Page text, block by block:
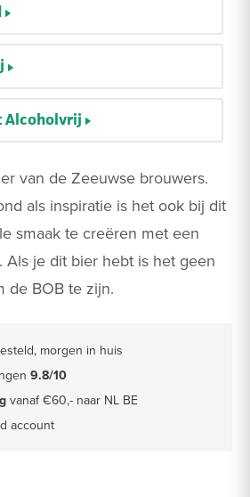
van de Zeeuwse brouwers.
als inspiratie is het ook bij dit
smaak te creëren met een
Als je dit bier hebt is het geen
de BOB te zijn.
morgen in huis
9.8/10
vanaf €60,- naar NL BE
account
Alcoholvrij